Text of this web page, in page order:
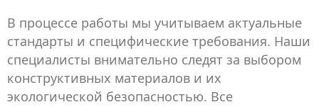
В процессе работы мы учитываем актуальные
стандарты и специфические требования. Наши
специалисты внимательно следят за выбором
конструктивных материалов и их
экологической безопасностью. Все